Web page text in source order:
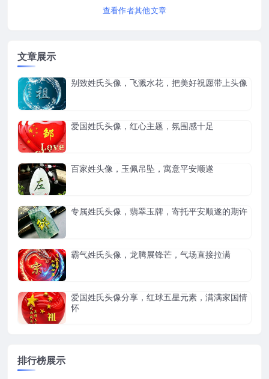
查看作者其他文章
文章展示
别致姓氏头像，飞溅水花，把美好祝愿带上头像
爱国姓氏头像，红心主题，氛围感十足
百家姓头像，玉佩吊坠，寓意平安顺遂
专属姓氏头像，翡翠玉牌，寄托平安顺遂的期许
霸气姓氏头像，龙腾展锋芒，气场直接拉满
爱国姓氏头像分享，红球五星元素，满满家国情
怀
排行榜展示